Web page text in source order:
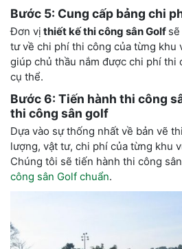
Bước 5: Cung cấp bảng chi
Đơn vị thiết kếthi công sân Golf
tư về chi phí thi công của từng khu
giúp chủ thầu nắm được chi phí thi
cụ thể.
Bước 6: Tiến hành thi công
thi công sân golf
Dựa vào sự thống nhất về bản vẽ
lượng, vật tư, chi phí của từng khu
Chúng tôi sẽ tiến hành thi công
công sân Golf chuẩn.